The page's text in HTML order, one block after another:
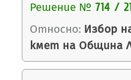
Решение № 714 /
Относно: Избор
кмет на Община